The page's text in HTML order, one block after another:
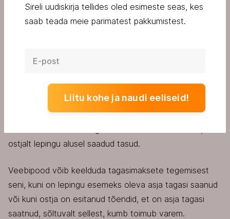
defektiga asi).
eelnimetatud perioodi jooksul kauba üle andnud kauba
Veebipood tagastab tagastatava kauba kättesaamisel
ostjale viivitamata, kuid mitte hiljem kui 14 päeva
ostjalt lepingu alusel saadud tasud.
Veebipood võib keelduda tagasimaksete tegemisest
seni, kuni on lepingu esemeks oleva asja tagasi saanud
või kuni ostja on esitanud tõendid, et on asja tagasi
saatnud, sõltuvalt sellest, kumb toimub varem.
Sireli uudiskirja tellides oled esimeste seas, kes
saab teada meie parimatest pakkumistest.
Liitu kohe ja naudi eeliseid!